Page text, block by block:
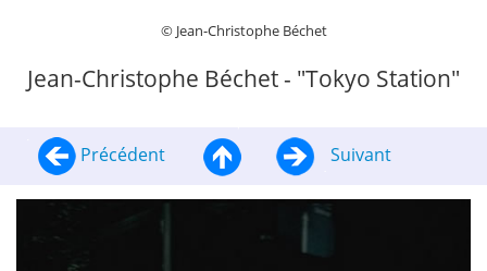
© Jean-Christophe Béchet
Jean-Christophe Béchet - "Tokyo Station"
Précédent Suivant